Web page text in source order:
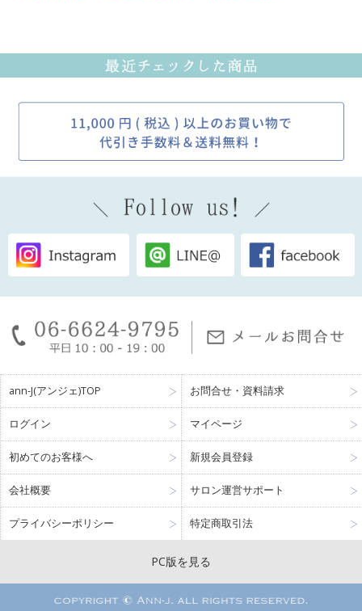
ann-J(アンジェ)TOP お問合せ・資料請求
ログイン マイページ
初めてのお客様へ 新規会員登録
会社概要 サロン運営サポート
プライバシーポリシー 特定商取引法
PC版を見る